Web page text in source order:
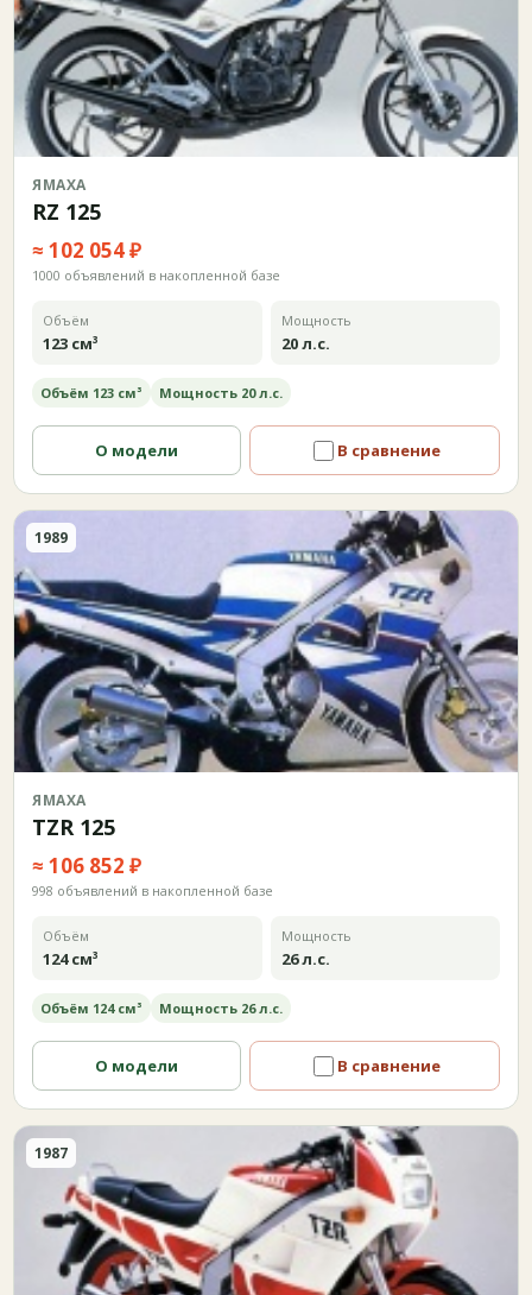
ЯМАХА
RZ 125
≈ 102 054 ₽
1000 объявлений в накопленной базе
Объём
123 см³
Мощность
20 л.с.
Объём 123 см³ Мощность 20 л.с.
О модели В сравнение
1989
ЯМАХА
TZR 125
≈ 106 852 ₽
998 объявлений в накопленной базе
Объём
124 см³
Мощность
26 л.с.
Объём 124 см³ Мощность 26 л.с.
О модели В сравнение
1987